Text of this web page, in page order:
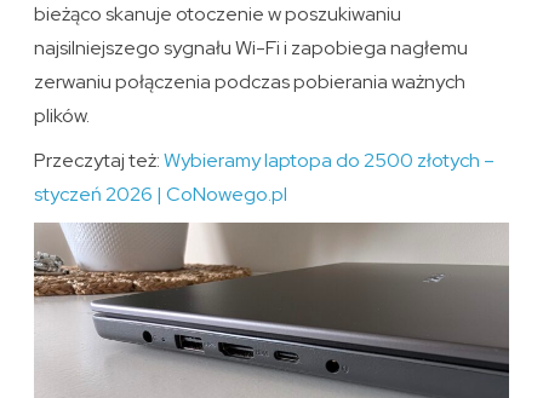
bieżąco skanuje otoczenie w poszukiwaniu
najsilniejszego sygnału Wi-Fi i zapobiega nagłemu
zerwaniu połączenia podczas pobierania ważnych
plików.
Przeczytaj też:Wybieramy laptopa do 2500 złotych –
styczeń 2026 | CoNowego.pl